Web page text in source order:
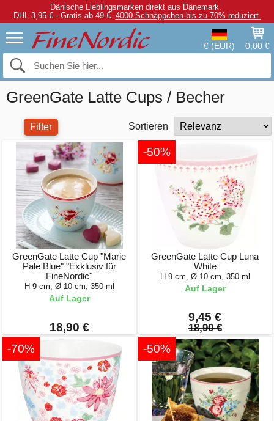
Dänische Lieblingsmarken direkt aus Dänemark.
DHL 3,95 € - Gratis ab 49 €. 4000 Schnäppchen bis zu 70% reduziert.
€ (EUR) 0,00 €
GreenGate Latte Cups / Becher
Filter Sortieren
GreenGate Latte Cup "Marie
Pale Blue" "Exklusiv für
FineNordic"
H 9 cm, Ø 10 cm, 350 ml
Auf Lager
18,90 €
-50%
GreenGate Latte Cup Luna
White
H 9 cm, Ø 10 cm, 350 ml
Auf Lager
9,45 €
18,90 €
-70% -50%